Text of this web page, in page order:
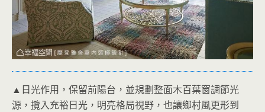
▲日光作用，保留前陽台，並規劃整面木百葉窗調節光
源，攬入充裕日光，明亮格局視野，也讓鄉村風更形到